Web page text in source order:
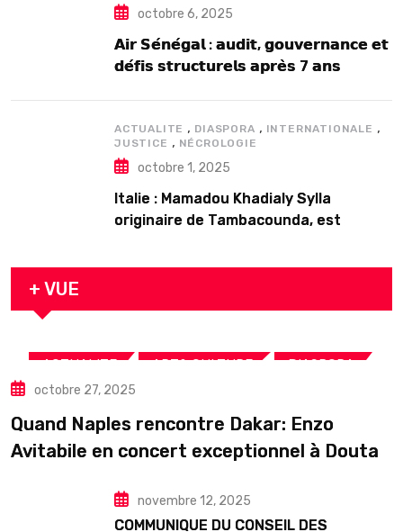
octobre 6, 2025
𝗔𝗶𝗿 𝗦𝗲́𝗻𝗲́𝗴𝗮𝗹 : 𝗮𝘂𝗱𝗶𝘁, 𝗴𝗼𝘂𝘃𝗲𝗿𝗻𝗮𝗻𝗰𝗲 𝗲𝘁
𝗱𝗲́𝗳𝗶𝘀 𝘀𝘁𝗿𝘂𝗰𝘁𝘂𝗿𝗲𝗹𝘀 𝗮𝗽𝗿𝗲̀𝘀 7 𝗮𝗻𝘀
ACTUALITE , DIASPORA , INTERNATIONALE ,
JUSTICE , NÉCROLOGIE
octobre 1, 2025
Italie : Mamadou Khadialy Sylla
originaire de Tambacounda, est
arrestation
+ VUE
ACTUALITE ART& CULTURE DIASPORA
TOURISME
octobre 27, 2025
Quand Naples rencontre Dakar: Enzo
Avitabile en concert exceptionnel à Douta
novembre 12, 2025
COMMUNIQUE DU CONSEIL DES